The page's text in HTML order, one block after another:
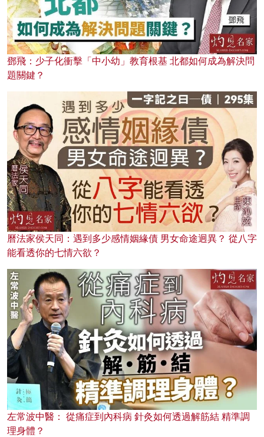
鄧飛：少子化衝擊「中小幼」教育根基 北都如何成為解決問
題關鍵？
曆法家侯天同：遇到多少感情姻緣債 男女命途迥異？ 從八字
能看透你的七情六欲？
左常波中醫： 從痛症到內科病 針灸如何透過解筋結 精準調
理身體？